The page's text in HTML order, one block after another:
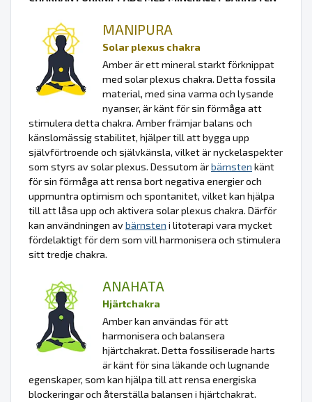
MANIPURA
Solar plexus chakra
Amber är ett mineral starkt förknippat
med solar plexus chakra. Detta fossila
material, med sina varma och lysande
nyanser, är känt för sin förmåga att
stimulera detta chakra. Amber främjar balans och
känslomässig stabilitet, hjälper till att bygga upp
självförtroende och självkänsla, vilket är nyckelaspekter
som styrs av solar plexus. Dessutom ärbärnsten känt
för sin förmåga att rensa bort negativa energier och
uppmuntra optimism och spontanitet, vilket kan hjälpa
till att låsa upp och aktivera solar plexus chakra. Därför
kan användningen avbärnsten i litoterapi vara mycket
fördelaktigt för dem som vill harmonisera och stimulera
sitt tredje chakra.
ANAHATA
Hjärtchakra
Amber kan användas för att
harmonisera och balansera
hjärtchakrat. Detta fossiliserade harts
är känt för sina läkande och lugnande
egenskaper, som kan hjälpa till att rensa energiska
blockeringar och återställa balansen i hjärtchakrat.